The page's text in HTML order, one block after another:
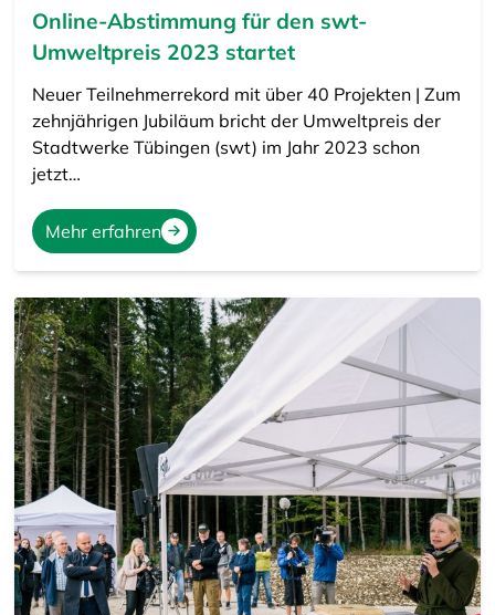
Online-Abstimmung für den swt-
Umweltpreis 2023 startet
Neuer Teilnehmerrekord mit über 40 Projekten | Zum
zehnjährigen Jubiläum bricht der Umweltpreis der
Stadtwerke Tübingen (swt) im Jahr 2023 schon
jetzt…
Mehr erfahren